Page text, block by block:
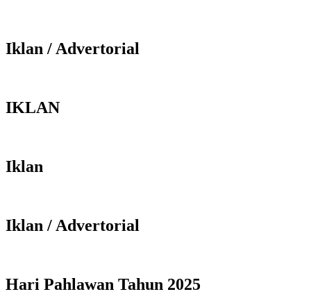
Iklan / Advertorial
IKLAN
Iklan
Iklan / Advertorial
Hari Pahlawan Tahun 2025